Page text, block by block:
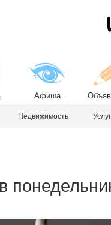
Афиша
Недвижимость